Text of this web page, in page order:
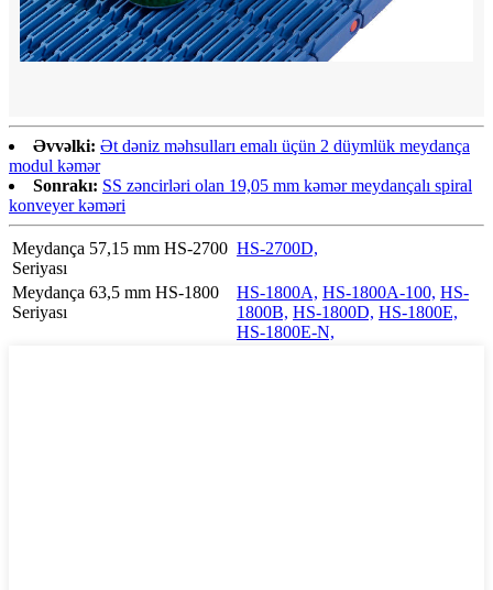
Əvvəlki: Ət dəniz məhsulları emalı üçün 2 düymlük meydança
modul kəmər
Sonrakı: SS zəncirləri olan 19,05 mm kəmər meydançalı spiral
konveyer kəməri
Meydança 57,15 mm HS-2700
Seriyası
HS-2700D,
Meydança 63,5 mm HS-1800
Seriyası
HS-1800A, HS-1800A-100, HS-
1800B, HS-1800D, HS-1800E,
HS-1800E-N,